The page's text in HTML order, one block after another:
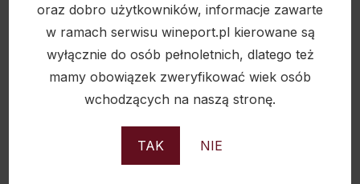
oraz dobro użytkowników, informacje zawarte
w ramach serwisu wineport.pl kierowane są
wyłącznie do osób pełnoletnich, dlatego też
mamy obowiązek zweryfikować wiek osób
wchodzących na naszą stronę.
TAK NIE
CALVADOS DROUIN 20YO 40% KARTONIK 0.7L
639,00zł